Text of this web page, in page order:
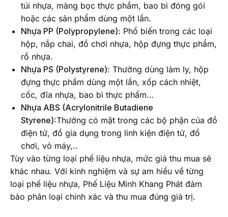
túi nhựa, màng bọc thực phẩm, bao bì đóng gói
hoặc các sản phẩm dùng một lần.
Nhựa PP (Polypropylene): Phổ biến trong các loại
hộp, nắp chai, đồ chơi nhựa, hộp đựng thực phẩm,
rổ nhựa.
Nhựa PS (Polystyrene): Thường dùng làm ly, hộp
đựng thực phẩm dùng một lần, xốp cách nhiệt,
cốc, đĩa nhựa, bao bì thực phẩm…
Nhựa ABS (Acrylonitrile Butadiene
Styrene):Thường có mặt trong các bộ phận của đồ
điện tử, đồ gia dụng trong linh kiện điện tử, đồ
chơi, vỏ máy,..
Tùy vào từng loại phế liệu nhựa, mức giá thu mua sẽ
khác nhau. Với kinh nghiệm và sự am hiểu về từng
loại phế liệu nhựa, Phế Liệu Minh Khang Phát đảm
bảo phân loại chính xác và thu mua đúng giá trị.